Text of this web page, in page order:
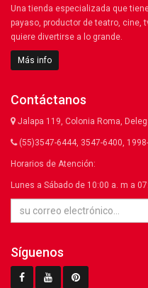
Una tienda especializada que
payaso, productor de teatro, cine,
quiere divertirse a lo grande.
Más info
Contáctanos
Jalapa 119, Colonia Roma,
(55)3547-6444, 3547-6400,
Horarios de Atención:
Lunes a Sábado de 10:00 a. m a
Síguenos